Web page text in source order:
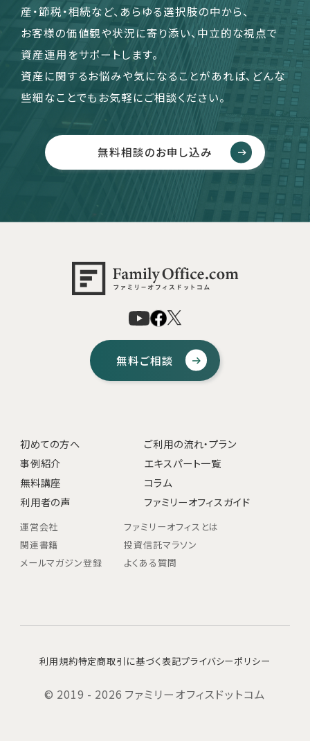
産・節税・相続など、あらゆる選択肢の中から、
お客様の価値観や状況に寄り添い、中立的な視点で
資産運用をサポートします。
資産に関するお悩みや気になることがあれば、どんな
些細なことでもお気軽にご相談ください。
無料相談のお申し込み
無料ご相談
初めての方へ
ご利用の流れ・プラン
事例紹介
エキスパート一覧
無料講座
コラム
利用者の声
ファミリーオフィスガイド
運営会社
ファミリーオフィスとは
関連書籍
投資信託マラソン
メールマガジン登録
よくある質問
利用規約特定商取引に基づく表記プライバシーポリシー
© 2019 - 2026 ファミリーオフィスドットコム